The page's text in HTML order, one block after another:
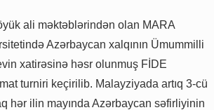
ali məktəblərindən olan MARA
Azərbaycan xalqının Ümummilli
xatirəsinə həsr olunmuş FİDE
turniri keçirilib. Malayziyada artıq 3-cü
hər ilin mayında Azərbaycan səfirliyinin